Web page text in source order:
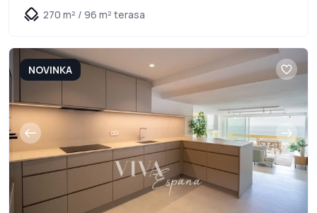
270 m² / 96 m² terasa
NOVINKA